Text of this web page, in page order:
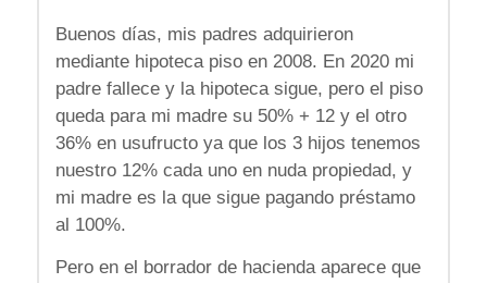
Buenos días, mis padres adquirieron
mediante hipoteca piso en 2008. En 2020 mi
padre fallece y la hipoteca sigue, pero el piso
queda para mi madre su 50% + 12 y el otro
36% en usufructo ya que los 3 hijos tenemos
nuestro 12% cada uno en nuda propiedad, y
mi madre es la que sigue pagando préstamo
al 100%.
Pero en el borrador de hacienda aparece que